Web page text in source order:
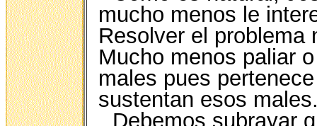
mucho menos le
Resolver el problema
Mucho menos paliar
males pues
sustentan esos
Debemos subrayar